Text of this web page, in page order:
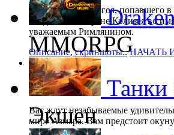
Путь римского изгоя, попавшего
поединках на арене Колизея во
уважаемым Римлянином.
Описание, скриншоты.. НАЧАТЬ
Karos
Вас ждут незабываемые
мире Азмара. Вам предстоит
MMORPG
Экшен